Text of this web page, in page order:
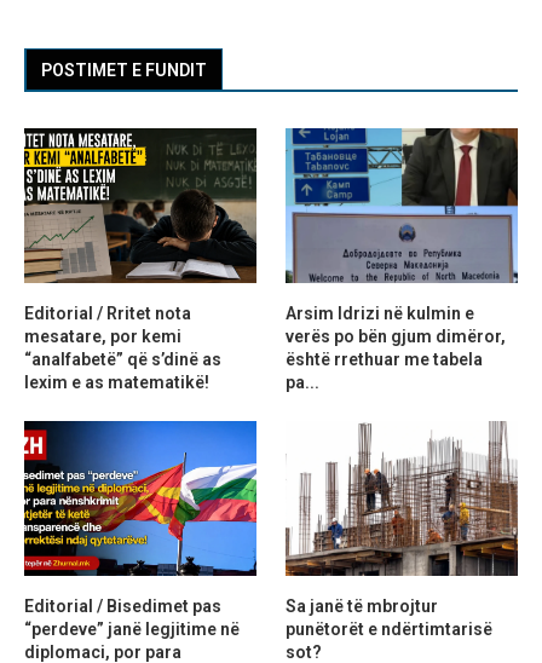
POSTIMET E FUNDIT
Editorial / Rritet nota
mesatare, por kemi
“analfabetë” që s’dinë as
lexim e as matematikë!
Arsim Idrizi në kulmin e
verës po bën gjum dimëror,
është rrethuar me tabela
pa...
Editorial / Bisedimet pas
“perdeve” janë legjitime në
diplomaci, por para
Sa janë të mbrojtur
punëtorët e ndërtimtarisë
sot?